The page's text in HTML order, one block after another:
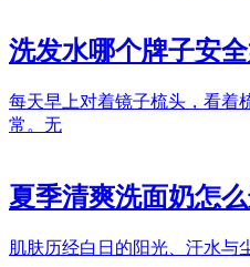
洗发水哪个牌子安
每天早上对着镜子梳头，看着
常。无
夏季清爽洗面奶怎
肌肤历经白日的阳光、汗水与